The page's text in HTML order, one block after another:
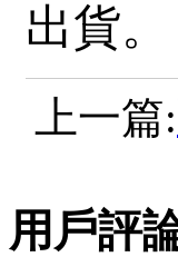
出貨。
上一篇:
用戶評